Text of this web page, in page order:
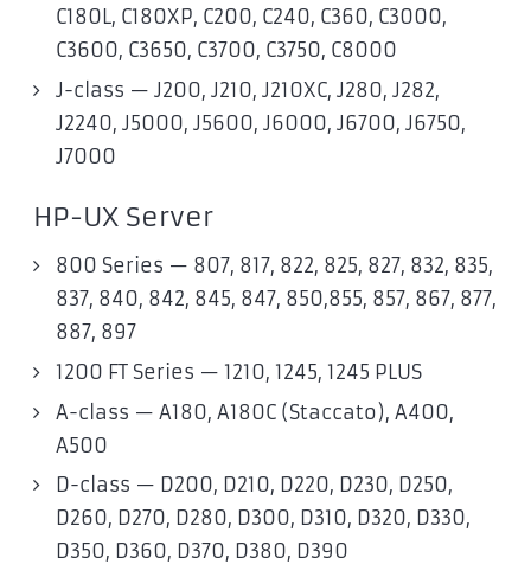
C180L, C180XP, C200, C240, C360, C3000,
C3600, C3650, C3700, C3750, C8000
J-class — J200, J210, J210XC, J280, J282,
J2240, J5000, J5600, J6000, J6700, J6750,
J7000
HP-UX Server
800 Series — 807, 817, 822, 825, 827, 832, 835,
837, 840, 842, 845, 847, 850,855, 857, 867, 877,
887, 897
1200 FT Series — 1210, 1245, 1245 PLUS
A-class — A180, A180C (Staccato), A400,
A500
D-class — D200, D210, D220, D230, D250,
D260, D270, D280, D300, D310, D320, D330,
D350, D360, D370, D380, D390